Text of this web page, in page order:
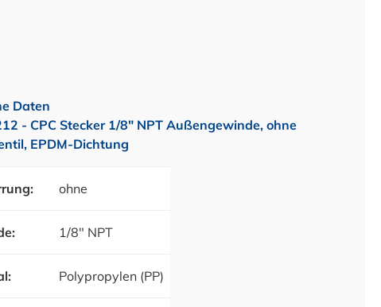
Daten
- CPC Stecker 1/8" NPT Außengewinde, ohne
EPDM-Dichtung
ohne
1/8" NPT
Polypropylen (PP)